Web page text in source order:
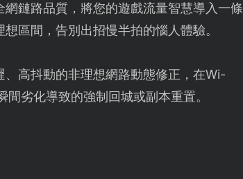
鏈路品質，將您的遊戲流量智慧導入一條
區間，告別出招慢半拍的惱人體驗。
、高抖動的非理想網路動態修正，在Wi-
劣化導致的強制回城或副本重置。